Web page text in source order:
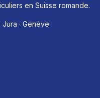
en Suisse romande.
Jura · Genève